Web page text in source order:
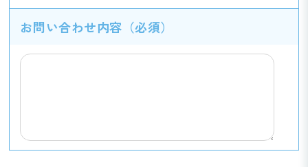
お問い合わせ内容 （必須）